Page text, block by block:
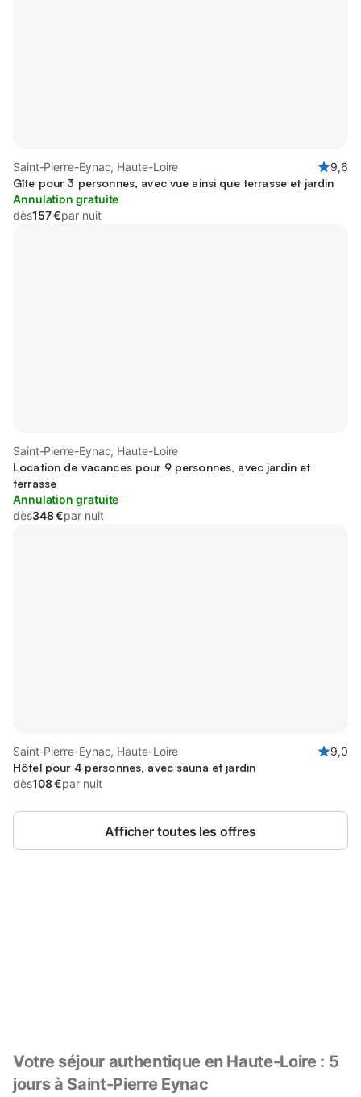
Saint-Pierre-Eynac, Haute-Loire
9,6
Gîte pour 3 personnes, avec vue ainsi que terrasse et jardin
Annulation gratuite
dès157 €par nuit
Saint-Pierre-Eynac, Haute-Loire
Location de vacances pour 9 personnes, avec jardin et
terrasse
Annulation gratuite
dès348 €par nuit
Saint-Pierre-Eynac, Haute-Loire
9,0
Hôtel pour 4 personnes, avec sauna et jardin
dès108 €par nuit
Afficher toutes les offres
Votre séjour authentique en Haute-Loire : 5
jours à Saint-Pierre Eynac